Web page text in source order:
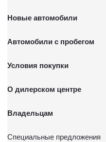
Новые автомобили
Автомобили с пробегом
Условия покупки
О дилерском центре
Владельцам
Специальные предложения